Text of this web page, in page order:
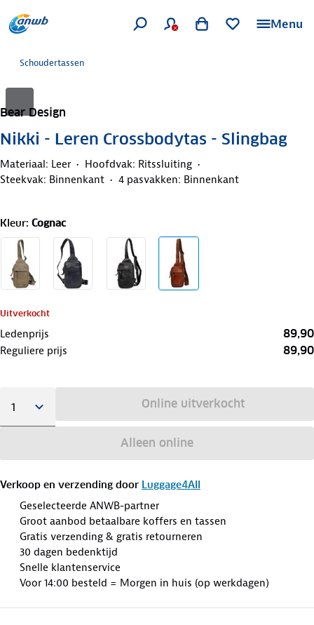
Menu
Schoudertassen
Bear Design
Nikki - Leren Crossbodytas - Slingbag
Materiaal: Leer
Hoofdvak: Ritssluiting
Steekvak: Binnenkant
4 pasvakken: Binnenkant
Kleur: Cognac
Uitverkocht
Ledenprijs 89,90
Reguliere prijs 89,90
Online uitverkocht
Alleen online
Verkoop en verzending door Luggage4All
Geselecteerde ANWB-partner
Groot aanbod betaalbare koffers en tassen
Gratis verzending & gratis retourneren
30 dagen bedenktijd
Snelle klantenservice
Voor 14:00 besteld = Morgen in huis (op werkdagen)